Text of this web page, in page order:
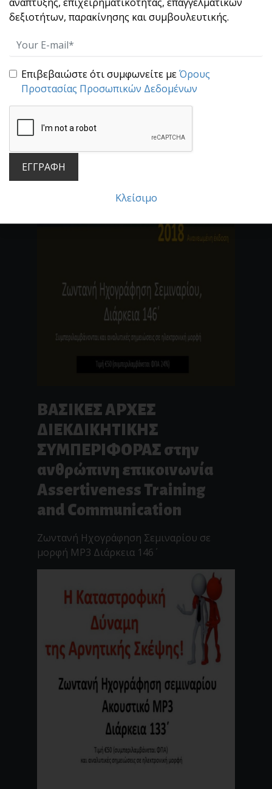
Διαπραγμάτευσης – Basic
Negotiation Tactics
ΒΑΣΙΚΕΣ ΑΡΧΕΣ
ΔΙΕΚΔΙΚΗΤΙΚΗΣ
ΣΥΜΠΕΡΙΦΟΡΑΣ στην
ανθρώπινη επικοινωνία
Assertiveness Training
and Communication
Ζωντανή Ηχογράφηση Σεμιναρίου σε
μορφή MP3 Διάρκεια 146΄
δεξιοτήτων, παρακίνησης και συμβουλευτικής.
Επιβεβαιώστε ότι συμφωνείτε μεΌρους
Προστασίας Προσωπικών Δεδομένων
ΕΓΓΡΑΦΗ
Κλείσιμο